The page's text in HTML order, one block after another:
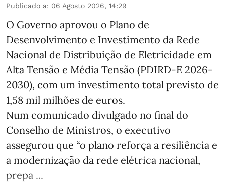
Publicado a: 06 Agosto 2026, 14:29
O Governo aprovou o Plano de
Desenvolvimento e Investimento da Rede
Nacional de Distribuição de Eletricidade em
Alta Tensão e Média Tensão (PDIRD-E 2026-
2030), com um investimento total previsto de
1,58 mil milhões de euros.
Num comunicado divulgado no final do
Conselho de Ministros, o executivo
assegurou que “o plano reforça a resiliência e
a modernização da rede elétrica nacional,
prepa ...